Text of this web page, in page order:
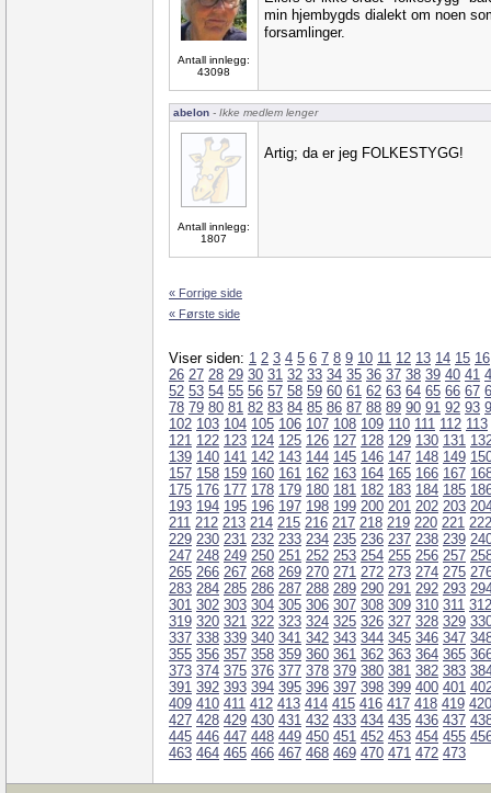
Antall innlegg:
43098
min hjembygds dialekt om noen
forsamlinger.
abelon - Ikke medlem lenger
Antall innlegg:
1807
Artig; da er jeg FOLKESTYGG!
« Forrige side
« Første side
Viser siden: 1 2 3 4 5 6 7 8 9 10 11 12 13 14 15 16
26 27 28 29 30 31 32 33 34 35 36 37 38 39 40 41
52 53 54 55 56 57 58 59 60 61 62 63 64 65 66 67
78 79 80 81 82 83 84 85 86 87 88 89 90 91 92 93
102 103 104 105 106 107 108 109 110 111 112 113
121 122 123 124 125 126 127 128 129 130 131
139 140 141 142 143 144 145 146 147 148 149
157 158 159 160 161 162 163 164 165 166 167
175 176 177 178 179 180 181 182 183 184 185
193 194 195 196 197 198 199 200 201 202 203
211 212 213 214 215 216 217 218 219 220 221 222
229 230 231 232 233 234 235 236 237 238 239
247 248 249 250 251 252 253 254 255 256 257
265 266 267 268 269 270 271 272 273 274 275
283 284 285 286 287 288 289 290 291 292 293
301 302 303 304 305 306 307 308 309 310 311 312
319 320 321 322 323 324 325 326 327 328 329
337 338 339 340 341 342 343 344 345 346 347
355 356 357 358 359 360 361 362 363 364 365
373 374 375 376 377 378 379 380 381 382 383
391 392 393 394 395 396 397 398 399 400 401
409 410 411 412 413 414 415 416 417 418 419 420
427 428 429 430 431 432 433 434 435 436 437
445 446 447 448 449 450 451 452 453 454 455
463 464 465 466 467 468 469 470 471 472 473